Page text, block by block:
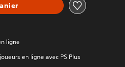
ligne
en ligne avec PS Plus